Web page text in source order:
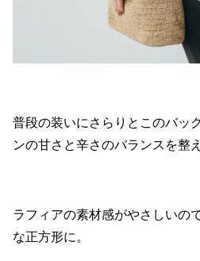
普段の装いにさらりとこのバッ
ンの甘さと辛さのバランスを整
ラフィアの素材感がやさしいの
な正方形に。